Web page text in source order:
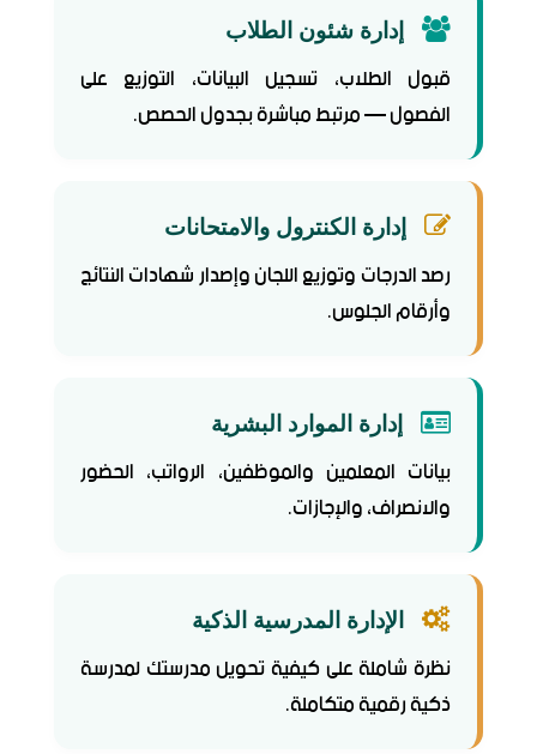
إدارة شئون الطلاب
قبول الطلاب، تسجيل البيانات، التوزيع على
الفصول — مرتبط مباشرة بجدول الحصص.
إدارة الكنترول والامتحانات
رصد الدرجات وتوزيع اللجان وإصدار شهادات النتائج
وأرقام الجلوس.
إدارة الموارد البشرية
بيانات المعلمين والموظفين، الرواتب، الحضور
والانصراف، والإجازات.
الإدارة المدرسية الذكية
نظرة شاملة على كيفية تحويل مدرستك لمدرسة
ذكية رقمية متكاملة.